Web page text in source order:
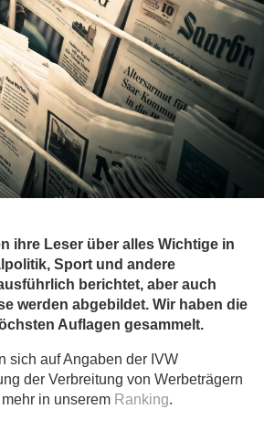
ihre Leser über alles Wichtige in
Sport und andere
berichtet, aber auch
werden abgebildet. Wir haben die
Auflagen gesammelt.
sich auf Angaben der IVW
der Verbreitung von Werbeträgern
in unserem Ranking.